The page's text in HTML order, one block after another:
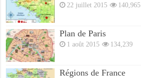
22 juillet 2015 140,965
Plan de Paris
1 août 2015 134,239
Régions de France